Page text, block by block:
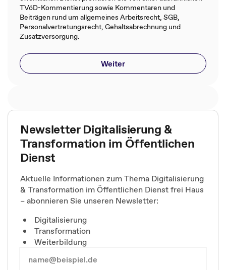
TVöD-Kommentierung sowie Kommentaren und
Beiträgen rund um allgemeines Arbeitsrecht, SGB,
Personalvertretungsrecht, Gehaltsabrechnung und
Zusatzversorgung.
Weiter
Newsletter Digitalisierung &
Transformation im Öffentlichen
Dienst
Aktuelle Informationen zum Thema Digitalisierung
& Transformation im Öffentlichen Dienst frei Haus
– abonnieren Sie unseren Newsletter:
Digitalisierung
Transformation
Weiterbildung